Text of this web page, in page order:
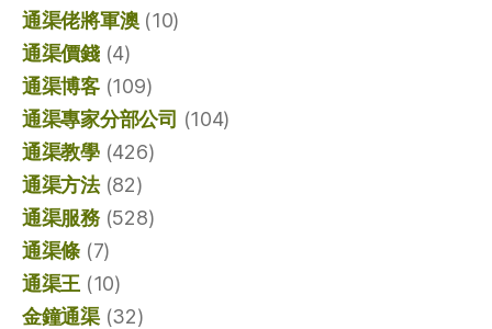
通渠佬將軍澳(10)
通渠價錢(4)
通渠博客(109)
通渠專家分部公司 (104)
通渠教學(426)
通渠方法(82)
通渠服務(528)
通渠條 (7)
通渠王 (10)
金鐘通渠(32)